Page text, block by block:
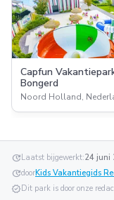
Capfun
Bongerd
Noord Holland,
updateLaatst bijgewerkt:24 juni
updatedoorKids Vakantiegids
verifiedDit park is door onze